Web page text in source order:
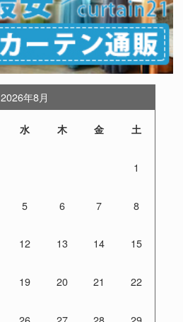
2026年8月
水 木 金 土
1
5 6 7 8
12 13 14 15
19 20 21 22